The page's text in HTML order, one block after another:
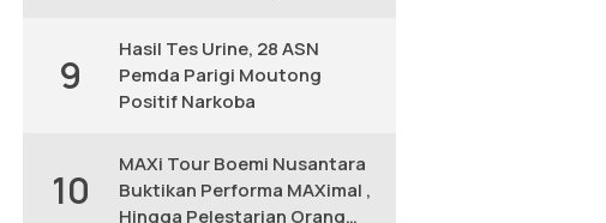
9
Hasil Tes Urine, 28 ASN
Pemda Parigi Moutong
Positif Narkoba
10
MAXi Tour Boemi Nusantara
Buktikan Performa MAXimal ,
Hingga Pelestarian Orang